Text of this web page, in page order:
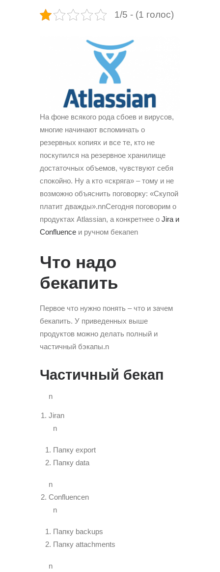
1/5 - (1 голос)
На фоне всякого рода сбоев и вирусов,
многие начинают вспоминать о
резервных копиях и все те, кто не
поскупился на резервное хранилище
достаточных объемов, чувствуют себя
спокойно. Ну а кто «скряга» – тому и не
возможно объяснить поговорку: «Скупой
платит дважды».nnСегодня поговорим о
продуктах Atlassian, а конкретнее о Jira и
Confluence и ручном бекапеn
Что надо
бекапить
Первое что нужно понять – что и зачем
бекапить. У приведенных выше
продуктов можно делать полный и
частичный бэкапы.n
Частичный бекап
n
Jiran
n
Папку export
Папку data
n
Confluencen
n
Папку backups
Папку attachments
n